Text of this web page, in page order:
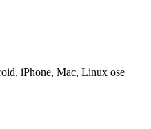
iPhone, Mac, Linux ose